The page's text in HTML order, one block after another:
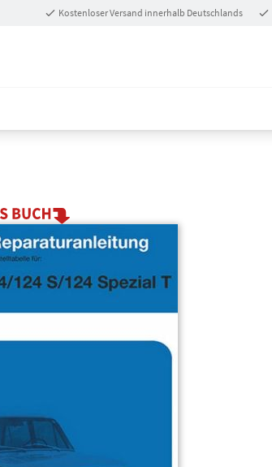
Kostenloser Versand innerhalb Deutschlands